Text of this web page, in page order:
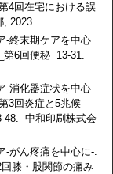
4回在宅における誤
, 2023
-終末期ケアを中心
第6回便秘 13-31.
-消化器症状を中心
3回炎症と5兆候
48. 中和印刷株式会
-がん疼痛を中心に-.
膝・股関節の痛み